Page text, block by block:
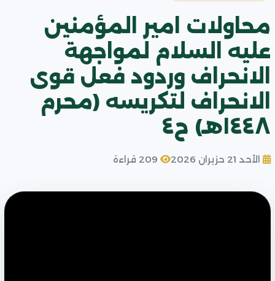
محاولات امير المؤمنين
عليه السلام لمواجهة
الانحراف وردود فعل قوى
الانحراف لتكريسه (محرم
١٤٤٨هـ) ح٤
الأحد 21 حزيران 2026